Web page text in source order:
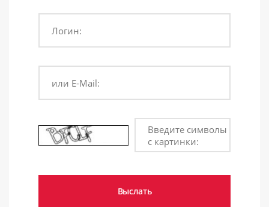
Логин:
или E-Mail:
Введите символы
с картинки: